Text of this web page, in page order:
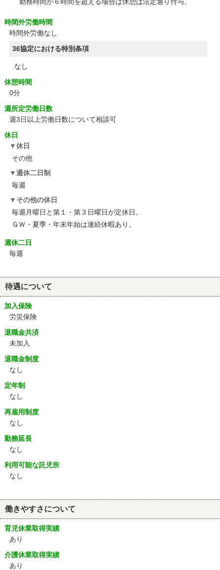
時間外労働時間
時間外労働なし
36協定における特別条項
なし
休憩時間
0分
週所定労働日数
週3日以上労働日数について相談可
休日
休日
その他
週休二日制
毎週
その他の休日
毎週月曜日と第１・第３日曜日が定休日。
ＧＷ・夏季・年末年始は連続休暇あり。
週休二日
毎週
待遇について
加入保険
労災保険
退職金共済
未加入
退職金制度
なし
定年制
なし
再雇用制度
なし
勤務延長
なし
利用可能な託児所
なし
働きやすさについて
育児休業取得実績
あり
介護休業取得実績
あり